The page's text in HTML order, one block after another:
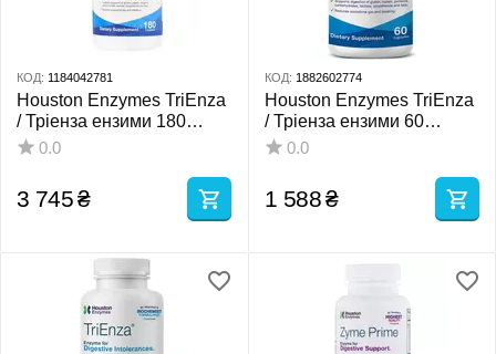
КОД: 1184042781
Houston Enzymes TriEnza
/ Тріенза ензими 180
капсул
0.0
3 745₴
КОД: 1882602774
Houston Enzymes TriEnza
/ Тріенза ензими 60
капсул
0.0
1 588₴